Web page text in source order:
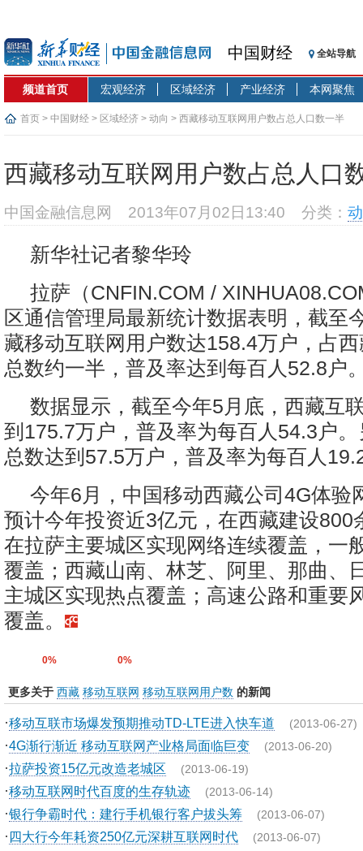
中国财经 全站导航
频道首页 宏观经济 区域经济 产业经济 本网聚焦
首页 > 中国财经 > 区域经济 > 动向 > 西藏移动互联网用户数占总人口数一半
西藏移动互联网用户数占总人口
中国金融信息网 2013年07月02日13:40 分类：
新华社记者黎华玲
拉萨（CNFIN.COM /
区通信管理局最新统计数据表明，截至
藏移动互联网用户数达158.4万户，占
总数约一半，普及率达到每百人52.8户
数据显示，截至今年5月底，西藏互
到175.7万户，普及率为每百人54.3户
总数达到57.5万户，普及率为每百人
今年6月，中国移动西藏公司4G体验
预计今年投资近3亿元，在西藏建设800
在拉萨主要城区实现网络连续覆盖，一
覆盖；西藏山南、林芝、阿里、那曲、
主城区实现热点覆盖；高速公路和重要
覆盖。
0% 0%
更多关于 西藏 移动互联网 移动互联网用户数 的新闻
·移动互联市场爆发预期推动TD-LTE进入快车道 (2013-06-27)
·4G渐行渐近 移动互联网产业格局面临巨变 (2013-06-20)
·拉萨投资15亿元改造老城区 (2013-06-19)
·移动互联网时代百度的生存轨迹 (2013-06-14)
·银行争霸时代：建行手机银行客户拔头筹 (2013-06-07)
· 四大行今年耗资250亿元深耕互联网时代 (2013-06-07)